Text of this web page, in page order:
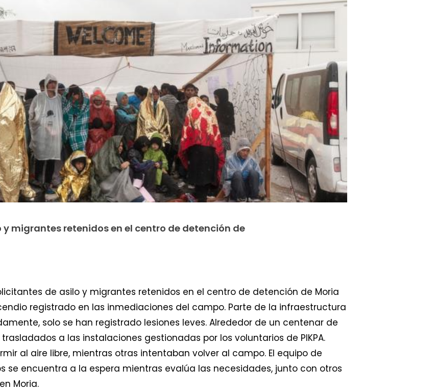
migrantes retenidos en el centro de detención de
de asilo y migrantes retenidos en el centro de detención de Moria
registrado en las inmediaciones del campo. Parte de la infraestructura
solo se han registrado lesiones leves. Alrededor de un centenar de
a las instalaciones gestionadas por los voluntarios de PIKPA.
al aire libre, mientras otras intentaban volver al campo. El equipo de
se encuentra a la espera mientras evalúa las necesidades, junto con otros
Moria.